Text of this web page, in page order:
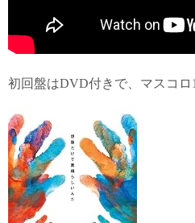
初回盤はDVD付きで、マスコロ